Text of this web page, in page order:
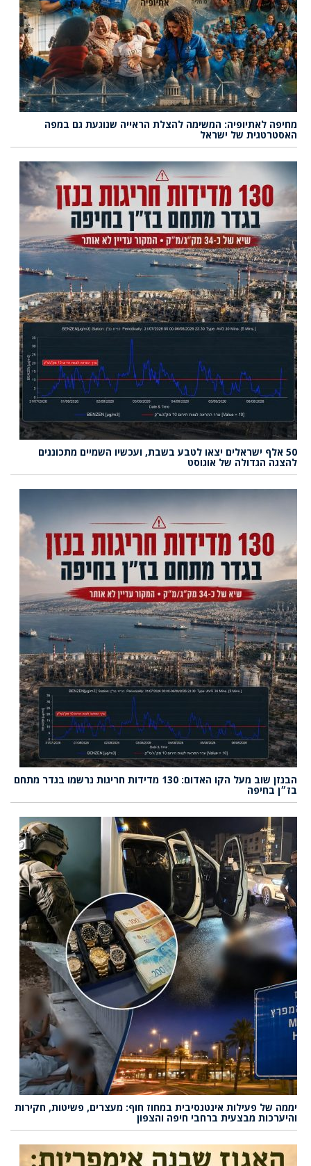
מחיפה לאתיופיה: המשימה להצלת הראייה שנוגעת גם במפה
האסטרטגית של ישראל
50 אלף ישראלים יצאו לטבע בשבת, ועכשיו השמיים מתכוננים
להצגה הגדולה של אוגוסט
הבנזן שוב מעל הקו האדום: 130 מדידות חריגות נרשמו בגדר מתחם
בז״ן בחיפה
יממה של פעילות אינטנסיבית במחוז חוף: מעצרים, פשיטות, חקירות
והיערכות מבצעית ברחבי חיפה והצפון